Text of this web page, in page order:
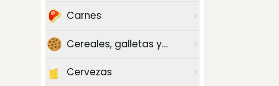
Carnes
Cereales, galletas y
Cervezas